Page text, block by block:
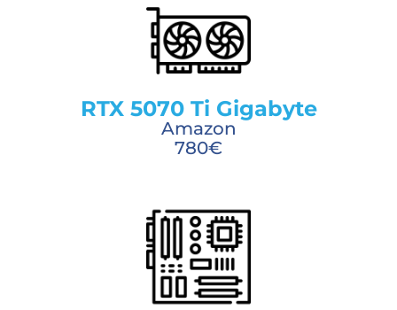
RTX 5070 Ti Gigabyte
Amazon
780€